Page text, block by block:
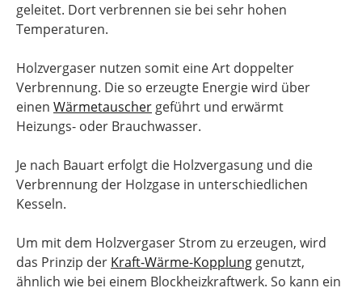
geleitet. Dort verbrennen sie bei sehr hohen
Temperaturen.
Holzvergaser nutzen somit eine Art doppelter
Verbrennung. Die so erzeugte Energie wird über
einen Wärmetauscher geführt und erwärmt
Heizungs- oder Brauchwasser.
Je nach Bauart erfolgt die Holzvergasung und die
Verbrennung der Holzgase in unterschiedlichen
Kesseln.
Um mit dem Holzvergaser Strom zu erzeugen, wird
das Prinzip der Kraft-Wärme-Kopplung genutzt,
ähnlich wie bei einem Blockheizkraftwerk. So kann ein